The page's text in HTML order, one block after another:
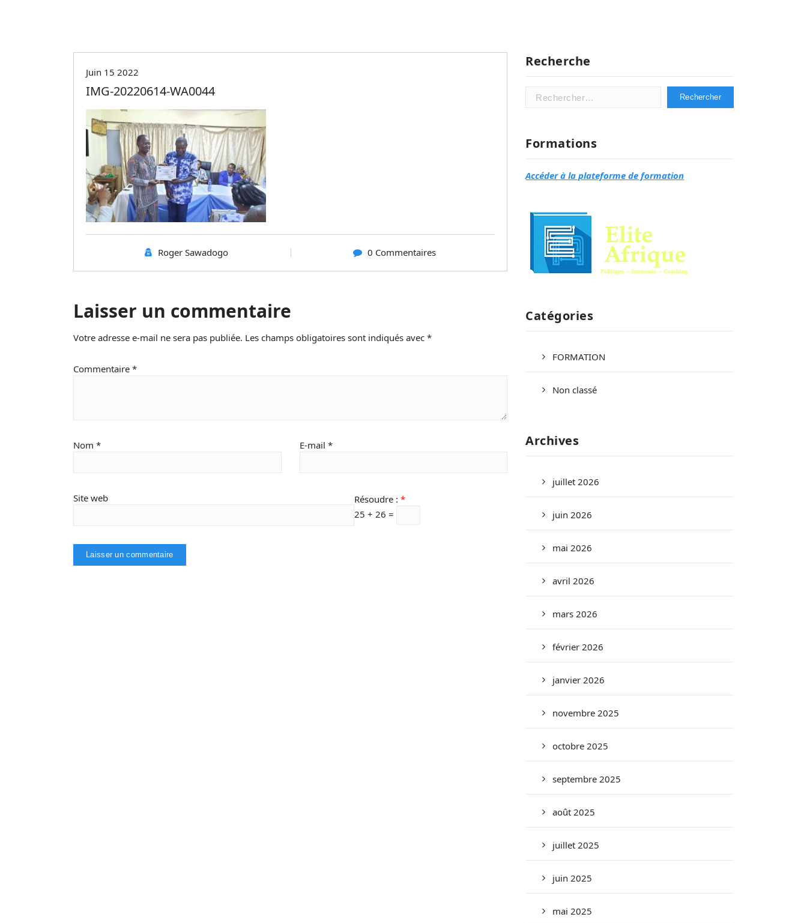
Juin 15 2022
IMG-20220614-WA0044
Roger Sawadogo 0 Commentaires
Laisser un commentaire
Votre adresse e-mail ne sera pas publiée. Les champs obligatoires sont indiqués avec *
Commentaire *
Nom * E-mail *
Site web Résoudre :*
25 + 26 =
Recherche
Rechercher :
Formations
Accéder à la plateforme de formation
Catégories
FORMATION
Non classé
Archives
juillet 2026
juin 2026
mai 2026
avril 2026
mars 2026
février 2026
janvier 2026
novembre 2025
octobre 2025
septembre 2025
août 2025
juillet 2025
juin 2025
mai 2025